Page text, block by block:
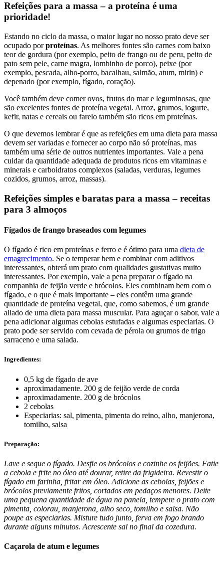
Refeições para a massa – a proteína é uma
prioridade!
Estando no ciclo da massa, o maior lugar no nosso prato deve ser
ocupado porproteínas. As melhores fontes são carnes com baixo
teor de gordura (por exemplo, peito de frango ou de peru, peito de
pato sem pele, carne magra, lombinho de porco), peixe (por
exemplo, pescada, alho-porro, bacalhau, salmão, atum, mirin) e
depenado (por exemplo, fígado, coração).
Você também deve comer ovos, frutos do mar e leguminosas, que
são excelentes fontes de proteína vegetal. Arroz, grumos, iogurte,
kefir, natas e cereais ou farelo também são ricos em proteínas.
O que devemos lembrar é que as refeições em uma dieta para massa
devem ser variadas e fornecer ao corpo não só proteínas, mas
também uma série de outros nutrientes importantes. Vale a pena
cuidar da quantidade adequada de produtos ricos em vitaminas e
minerais e carboidratos complexos (saladas, verduras, legumes
cozidos, grumos, arroz, massas).
Refeições simples e baratas para a massa – receitas
para 3 almoços
Fígados de frango braseados com legumes
O fígado é rico em proteínas e ferro e é ótimo para uma dieta de
emagrecimento. Se o temperar bem e combinar com aditivos
interessantes, obterá um prato com qualidades gustativas muito
interessantes. Por exemplo, vale a pena preparar o fígado na
companhia de feijão verde e brócolos. Eles combinam bem com o
fígado, e o que é mais importante – eles contêm uma grande
quantidade de proteína vegetal, que, como sabemos, é um grande
aliado de uma dieta para massa muscular. Para aguçar o sabor, vale a
pena adicionar algumas cebolas estufadas e algumas especiarias. O
prato pode ser servido com cevada de pérola ou grumos de trigo
sarraceno e uma salada.
Ingredientes:
0,5 kg de fígado de ave
aproximadamente. 200 g de feijão verde de corda
aproximadamente. 200 g de brócolos
2 cebolas
Especiarias: sal, pimenta, pimenta do reino, alho, manjerona,
tomilho, salsa
Preparação:
Lave e seque o fígado. Desfie os brócolos e cozinhe os feijões. Fatie
a cebola e frite no óleo até dourar, retire da frigideira. Revestir o
fígado em farinha, fritar em óleo. Adicione as cebolas, feijões e
brócolos previamente fritos, cortados em pedaços menores. Deite
uma pequena quantidade de água na panela, tempere o prato com
pimenta, colorau, manjerona, alho seco, tomilho e salsa. Não
poupe as especiarias. Misture tudo junto, ferva em fogo brando
durante alguns minutos. Acrescente sal no final da cozedura.
Caçarola de atum e legumes